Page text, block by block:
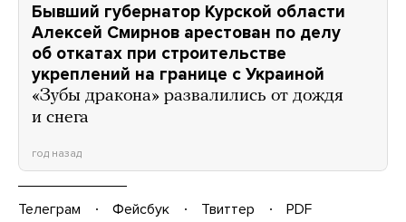
Бывший губернатор Курской области
Алексей Смирнов арестован по делу
об откатах при строительстве
укреплений на границе с Украиной
«Зубы дракона» развалились от дождя
и снега
год назад
Телеграм Фейсбук Твиттер
PDF